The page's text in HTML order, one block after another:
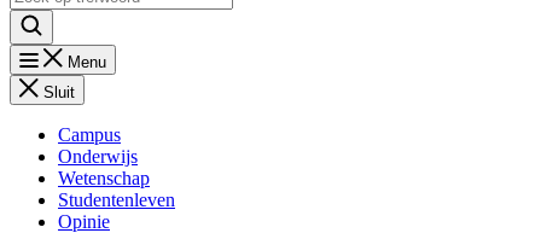
Menu
Sluit
Campus
Onderwijs
Wetenschap
Studentenleven
Opinie